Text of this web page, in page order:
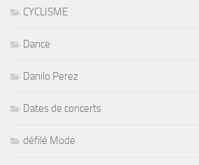
CYCLISME
Dance
Danilo Perez
Dates de concerts
défilé Mode